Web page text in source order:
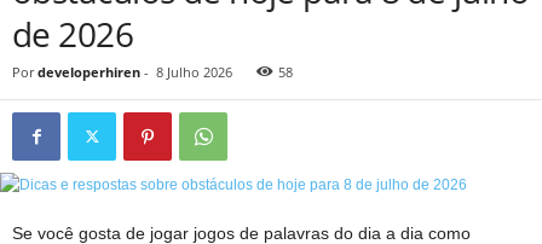
de 2026
Por developerhiren - 8 Julho 2026 58
Se você gosta de jogar jogos de palavras do dia a dia como